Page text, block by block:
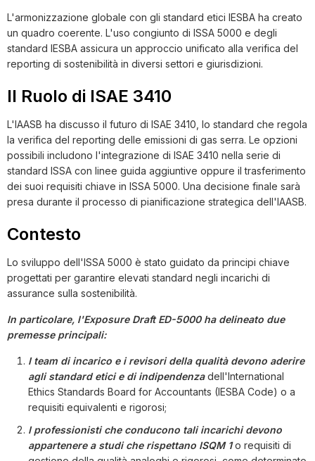
L'armonizzazione globale con gli standard etici IESBA ha creato
un quadro coerente. L'uso congiunto di ISSA 5000 e degli
standard IESBA assicura un approccio unificato alla verifica del
reporting di sostenibilità in diversi settori e giurisdizioni.
Il Ruolo di ISAE 3410
L'IAASB ha discusso il futuro di ISAE 3410, lo standard che regola
la verifica del reporting delle emissioni di gas serra. Le opzioni
possibili includono l'integrazione di ISAE 3410 nella serie di
standard ISSA con linee guida aggiuntive oppure il trasferimento
dei suoi requisiti chiave in ISSA 5000. Una decisione finale sarà
presa durante il processo di pianificazione strategica dell'IAASB.
Contesto
Lo sviluppo dell'ISSA 5000 è stato guidato da principi chiave
progettati per garantire elevati standard negli incarichi di
assurance sulla sostenibilità.
In particolare, l'Exposure Draft ED-5000 ha delineato due
premesse principali:
I team di incarico e i revisori della qualità devono aderire
agli standard etici e di indipendenzadell'International
Ethics Standards Board for Accountants (IESBA Code) o a
requisiti equivalenti e rigorosi;
I professionisti che conducono tali incarichi devono
appartenere a studi che rispettano ISQM 1o requisiti di